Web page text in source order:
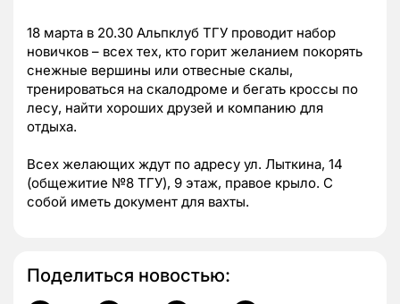
18 марта в 20.30 Альпклуб ТГУ проводит набор
новичков – всех тех, кто горит желанием покорять
снежные вершины или отвесные скалы,
тренироваться на скалодроме и бегать кроссы по
лесу, найти хороших друзей и компанию для
отдыха.
Всех желающих ждут по адресу ул. Лыткина, 14
(общежитие №8 ТГУ), 9 этаж, правое крыло. С
собой иметь документ для вахты.
Поделиться новостью: